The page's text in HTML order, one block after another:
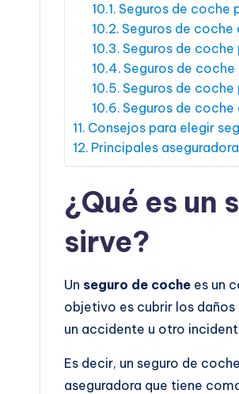
Seguros de coche
Seguros de coche
Seguros de
Seguros de
Seguros de coche
Seguros de
Consejos para elegir
Principales
¿Qué es un
sirve?
Un seguro de coche es un
objetivo es cubrir los
un accidente u otro
Es decir, un seguro de
aseguradora que tiene